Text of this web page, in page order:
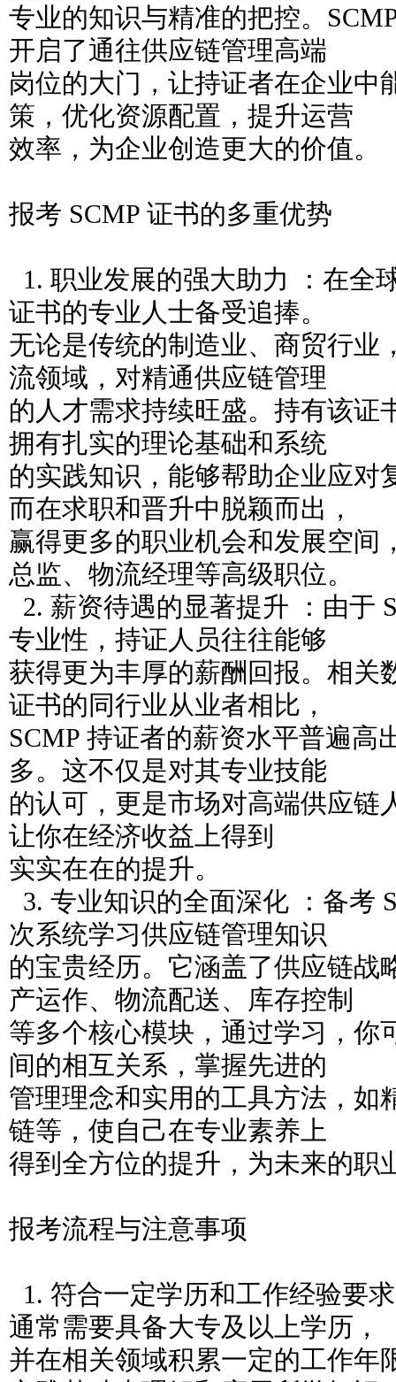
专业的知识与精准的把控。
开启了通往供应链管理高端
岗位的大门，让持证者在企业中
策，优化资源配置，提升运营
效率，为企业创造更大的价值。
报考 SCMP 证书的多重优势
1. 职业发展的强大助力 ：在全
证书的专业人士备受追捧。
无论是传统的制造业、商贸行业
流领域，对精通供应链管理
的人才需求持续旺盛。持有该证
拥有扎实的理论基础和系统
的实践知识，能够帮助企业应对
而在求职和晋升中脱颖而出，
赢得更多的职业机会和发展空间
总监、物流经理等高级职位。
2. 薪资待遇的显著提升 ：由于
专业性，持证人员往往能够
获得更为丰厚的薪酬回报。相关
证书的同行业从业者相比，
SCMP 持证者的薪资水平普遍高
多。这不仅是对其专业技能
的认可，更是市场对高端供应链
让你在经济收益上得到
实实在在的提升。
3. 专业知识的全面深化 ：备考
次系统学习供应链管理知识
的宝贵经历。它涵盖了供应链战
产运作、物流配送、库存控制
等多个核心模块，通过学习，你
间的相互关系，掌握先进的
管理理念和实用的工具方法，如
链等，使自己在专业素养上
得到全方位的提升，为未来的职
报考流程与注意事项
1. 符合一定学历和工作经验要
通常需要具备大专及以上学历，
并在相关领域积累一定的工作年